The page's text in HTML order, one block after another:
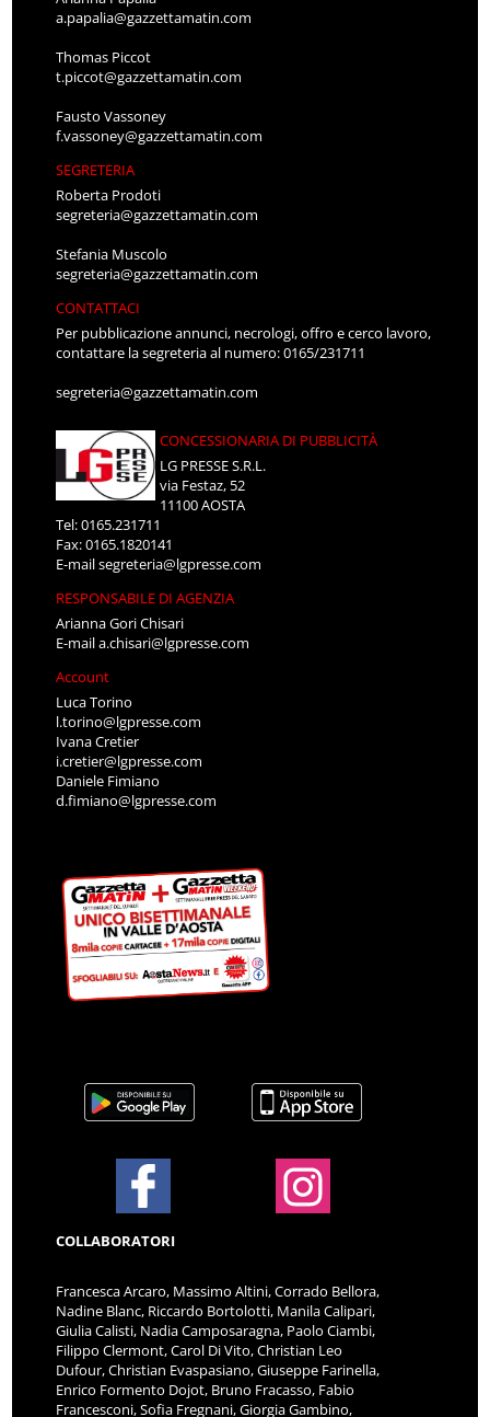
a.papalia@gazzettamatin.com
Thomas Piccot
t.piccot@gazzettamatin.com
Fausto Vassoney
f.vassoney@gazzettamatin.com
SEGRETERIA
Roberta Prodoti
segreteria@gazzettamatin.com
Stefania Muscolo
segreteria@gazzettamatin.com
CONTATTACI
Per pubblicazione annunci, necrologi, offro e cerco lavoro,
contattare la segreteria al numero: 0165/231711
segreteria@gazzettamatin.com
CONCESSIONARIA DI PUBBLICITÀ
LG PRESSE S.R.L.
via Festaz, 52
11100 AOSTA
Tel: 0165.231711
Fax: 0165.1820141
E-mailsegreteria@lgpresse.com
RESPONSABILE DI AGENZIA
Arianna Gori Chisari
E-maila.chisari@lgpresse.com
Account
Luca Torino
l.torino@lgpresse.com
Ivana Cretier
i.cretier@lgpresse.com
Daniele Fimiano
d.fimiano@lgpresse.com
COLLABORATORI
Francesca Arcaro, Massimo Altini, Corrado Bellora,
Nadine Blanc, Riccardo Bortolotti, Manila Calipari,
Giulia Calisti, Nadia Camposaragna, Paolo Ciambi,
Filippo Clermont, Carol Di Vito, Christian Leo
Dufour, Christian Evaspasiano, Giuseppe Farinella,
Enrico Formento Dojot, Bruno Fracasso, Fabio
Francesconi, Sofia Fregnani, Giorgia Gambino,